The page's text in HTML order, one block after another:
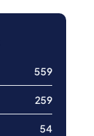
559
259
54